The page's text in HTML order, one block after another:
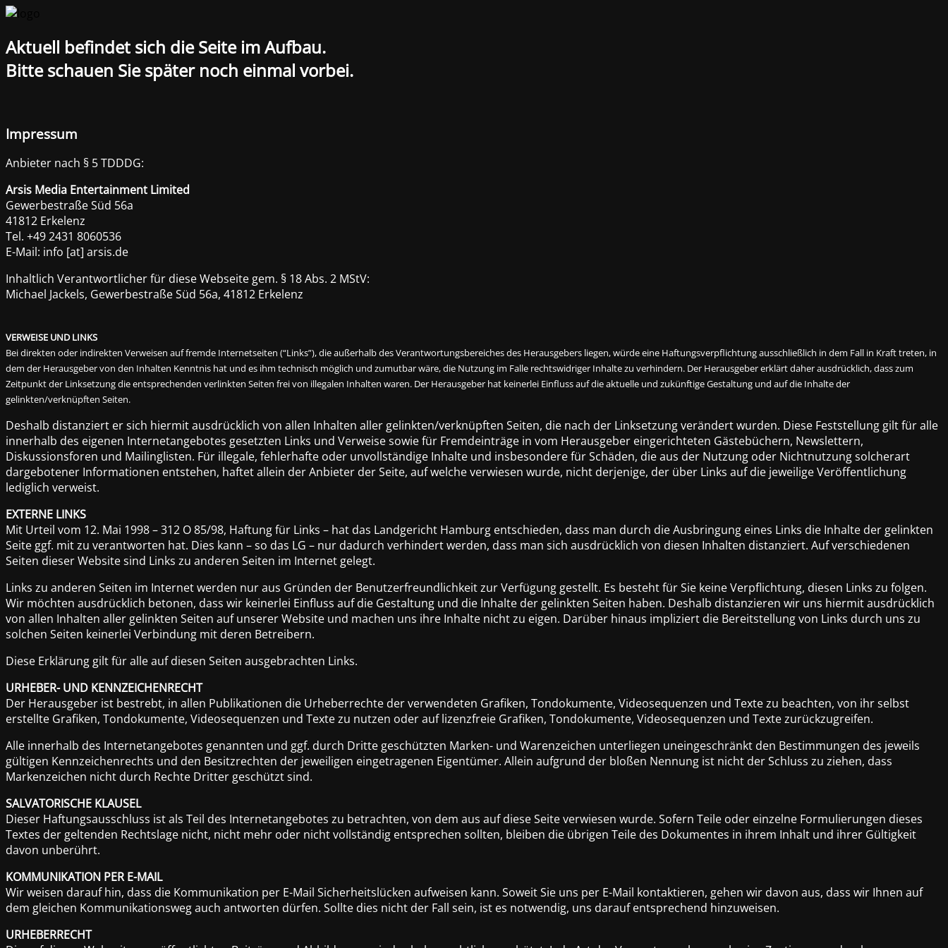
Aktuell befindet sich die Seite im Aufbau.
Bitte schauen Sie später noch einmal vorbei.
Impressum
Anbieter nach § 5 TDDDG:
Arsis Media Entertainment Limited
Gewerbestraße Süd 56a
41812 Erkelenz
Tel. +49 2431 8060536
E-Mail: info [at] arsis.de
Inhaltlich Verantwortlicher für diese Webseite gem. § 18 Abs. 2 MStV:
Michael Jackels, Gewerbestraße Süd 56a, 41812 Erkelenz
VERWEISE UND LINKS
Bei direkten oder indirekten Verweisen auf fremde Internetseiten (“Links”), die außerhalb des Verantwortungsbereiches des Herausgebers liegen, würde eine Haftungsverpflichtung ausschließlich in dem Fall in Kraft treten, in
dem der Herausgeber von den Inhalten Kenntnis hat und es ihm technisch möglich und zumutbar wäre, die Nutzung im Falle rechtswidriger Inhalte zu verhindern. Der Herausgeber erklärt daher ausdrücklich, dass zum
Zeitpunkt der Linksetzung die entsprechenden verlinkten Seiten frei von illegalen Inhalten waren. Der Herausgeber hat keinerlei Einfluss auf die aktuelle und zukünftige Gestaltung und auf die Inhalte der
gelinkten/verknüpften Seiten.
Deshalb distanziert er sich hiermit ausdrücklich von allen Inhalten aller gelinkten/verknüpften Seiten, die nach der Linksetzung verändert wurden. Diese Feststellung gilt für alle
innerhalb des eigenen Internetangebotes gesetzten Links und Verweise sowie für Fremdeinträge in vom Herausgeber eingerichteten Gästebüchern, Newslettern,
Diskussionsforen und Mailinglisten. Für illegale, fehlerhafte oder unvollständige Inhalte und insbesondere für Schäden, die aus der Nutzung oder Nichtnutzung solcherart
dargebotener Informationen entstehen, haftet allein der Anbieter der Seite, auf welche verwiesen wurde, nicht derjenige, der über Links auf die jeweilige Veröffentlichung
lediglich verweist.
EXTERNE LINKS
Mit Urteil vom 12. Mai 1998 – 312 O 85/98, Haftung für Links – hat das Landgericht Hamburg entschieden, dass man durch die Ausbringung eines Links die Inhalte der gelinkten
Seite ggf. mit zu verantworten hat. Dies kann – so das LG – nur dadurch verhindert werden, dass man sich ausdrücklich von diesen Inhalten distanziert. Auf verschiedenen
Seiten dieser Website sind Links zu anderen Seiten im Internet gelegt.
Links zu anderen Seiten im Internet werden nur aus Gründen der Benutzerfreundlichkeit zur Verfügung gestellt. Es besteht für Sie keine Verpflichtung, diesen Links zu folgen.
Wir möchten ausdrücklich betonen, dass wir keinerlei Einfluss auf die Gestaltung und die Inhalte der gelinkten Seiten haben. Deshalb distanzieren wir uns hiermit ausdrücklich
von allen Inhalten aller gelinkten Seiten auf unserer Website und machen uns ihre Inhalte nicht zu eigen. Darüber hinaus impliziert die Bereitstellung von Links durch uns zu
solchen Seiten keinerlei Verbindung mit deren Betreibern.
Diese Erklärung gilt für alle auf diesen Seiten ausgebrachten Links.
URHEBER- UND KENNZEICHENRECHT
Der Herausgeber ist bestrebt, in allen Publikationen die Urheberrechte der verwendeten Grafiken, Tondokumente, Videosequenzen und Texte zu beachten, von ihr selbst
erstellte Grafiken, Tondokumente, Videosequenzen und Texte zu nutzen oder auf lizenzfreie Grafiken, Tondokumente, Videosequenzen und Texte zurückzugreifen.
Alle innerhalb des Internetangebotes genannten und ggf. durch Dritte geschützten Marken- und Warenzeichen unterliegen uneingeschränkt den Bestimmungen des jeweils
gültigen Kennzeichenrechts und den Besitzrechten der jeweiligen eingetragenen Eigentümer. Allein aufgrund der bloßen Nennung ist nicht der Schluss zu ziehen, dass
Markenzeichen nicht durch Rechte Dritter geschützt sind.
SALVATORISCHE KLAUSEL
Dieser Haftungsausschluss ist als Teil des Internetangebotes zu betrachten, von dem aus auf diese Seite verwiesen wurde. Sofern Teile oder einzelne Formulierungen dieses
Textes der geltenden Rechtslage nicht, nicht mehr oder nicht vollständig entsprechen sollten, bleiben die übrigen Teile des Dokumentes in ihrem Inhalt und ihrer Gültigkeit
davon unberührt.
KOMMUNIKATION PER E-MAIL
Wir weisen darauf hin, dass die Kommunikation per E-Mail Sicherheitslücken aufweisen kann. Soweit Sie uns per E-Mail kontaktieren, gehen wir davon aus, dass wir Ihnen auf
dem gleichen Kommunikationsweg auch antworten dürfen. Sollte dies nicht der Fall sein, ist es notwendig, uns darauf entsprechend hinzuweisen.
URHEBERRECHT